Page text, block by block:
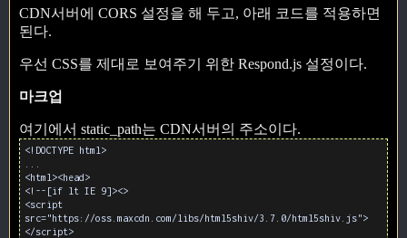
CDN서버에 CORS 설정을 해 두고, 아래 코드를 적용하면
된다.
우선 CSS를 제대로 보여주기 위한 Respond.js 설정이다.
마크업
여기에서 static_path는 CDN서버의 주소이다.
<!DOCTYPE html>
<html><head>
<!--[if lt IE 9]><>
<script
src="https://oss.maxcdn.com/libs/html5shiv/3.7.0/html5shiv.js">
</script>